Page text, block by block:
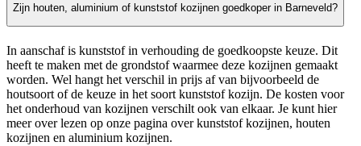
Zijn houten, aluminium of kunststof kozijnen goedkoper in Barneveld?
In aanschaf is kunststof in verhouding de goedkoopste keuze. Dit
heeft te maken met de grondstof waarmee deze kozijnen gemaakt
worden. Wel hangt het verschil in prijs af van bijvoorbeeld de
houtsoort of de keuze in het soort kunststof kozijn. De kosten voor
het onderhoud van kozijnen verschilt ook van elkaar. Je kunt hier
meer over lezen op onze pagina over kunststof kozijnen, houten
kozijnen en aluminium kozijnen.